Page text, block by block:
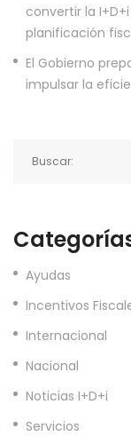
convertir la
planificación
El Gobierno
impulsar la
Ayudas
Incentivos
Internacional
Nacional
Noticias I+D+i
Servicios